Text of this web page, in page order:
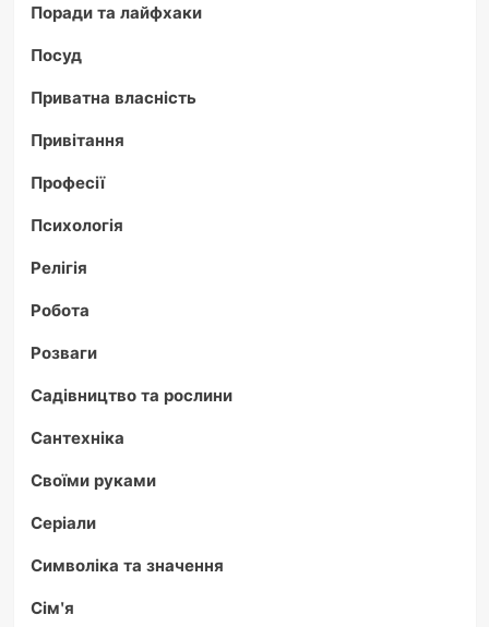
Поради та лайфхаки
Посуд
Приватна власність
Привітання
Професії
Психологія
Релігія
Робота
Розваги
Садівництво та рослини
Сантехніка
Своїми руками
Серіали
Символіка та значення
Сім'я